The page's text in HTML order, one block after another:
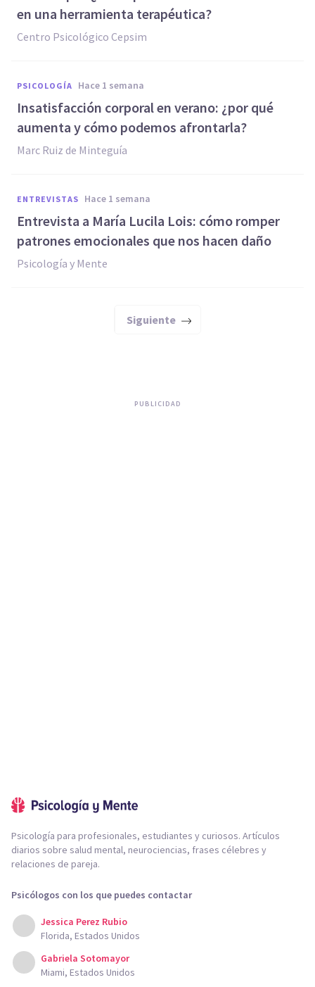
en una herramienta terapéutica?
Centro Psicológico Cepsim
PSICOLOGÍA hace 1 semana
Insatisfacción corporal en verano: ¿por qué
aumenta y cómo podemos afrontarla?
Marc Ruiz de Minteguía
ENTREVISTAS hace 1 semana
Entrevista a María Lucila Lois: cómo romper
patrones emocionales que nos hacen daño
Psicología y Mente
Siguiente
PUBLICIDAD
Psicología para profesionales, estudiantes y curiosos. Artículos
diarios sobre salud mental, neurociencias, frases célebres y
relaciones de pareja.
Psicólogos con los que puedes contactar
Jessica Perez Rubio
Florida, Estados Unidos
Gabriela Sotomayor
Miami, Estados Unidos